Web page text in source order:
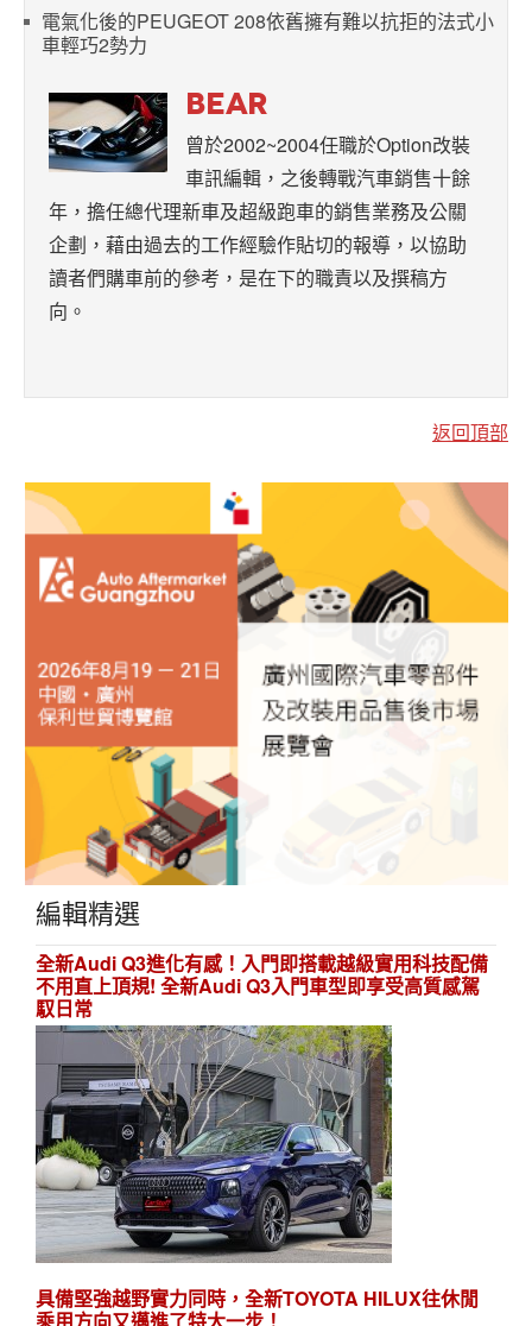
電氣化後的PEUGEOT 208依舊擁有難以抗拒的法式小
車輕巧2勢力
BEAR
曾於2002~2004任職於Option改裝
車訊編輯，之後轉戰汽車銷售十餘
年，擔任總代理新車及超級跑車的銷售業務及公關
企劃，藉由過去的工作經驗作貼切的報導，以協助
讀者們購車前的參考，是在下的職責以及撰稿方
向。
返回頂部
編輯精選
全新Audi Q3進化有感！入門即搭載越級實用科技配備
不用直上頂規! 全新Audi Q3入門車型即享受高質感駕
馭日常
具備堅強越野實力同時，全新TOYOTA HILUX往休閒
乘用方向又邁進了特大一步！